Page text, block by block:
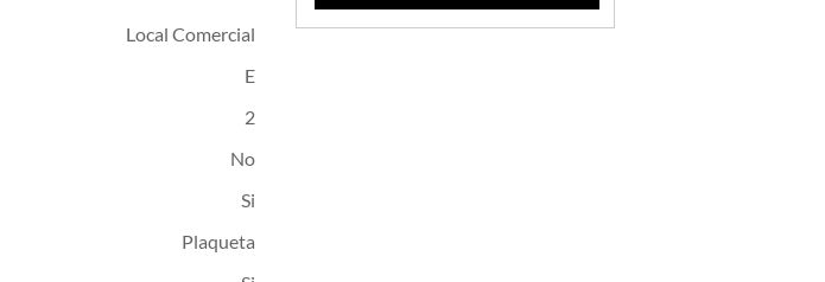
Local Comercial
E
2
Plaqueta